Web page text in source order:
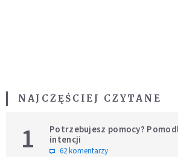
NAJCZĘŚCIEJ CZYTANE
1
Potrzebujesz pomocy?
intencji
62 komentarzy